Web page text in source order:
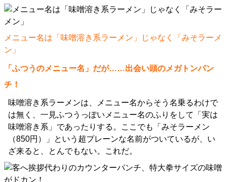
メニュー名は「味噌溶き系ラーメン」じゃなく「みそラーメ
ン」
「ふつうのメニュー名」だが……出会い頭のメガトンパン
チ！
味噌溶き系ラーメンは、メニュー名からそう名乗るわけで
は無く、一見ふつうっぽいメニュー名のふりをして「実は
味噌溶き系」であったりする。ここでも「みそラーメン
（850円）」という超プレーンな名前がついているが、い
ざ来ると、とんでもない。これだ。